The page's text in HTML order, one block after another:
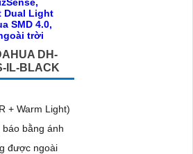
DH-
IL-BLACK
+ Warm Light)
bằng ánh
được ngoài